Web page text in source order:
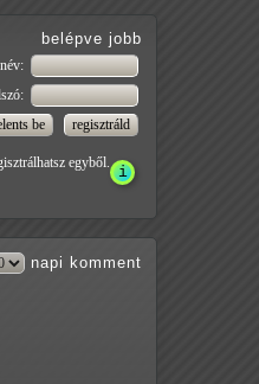
belépve jobb
egyből.
napi komment